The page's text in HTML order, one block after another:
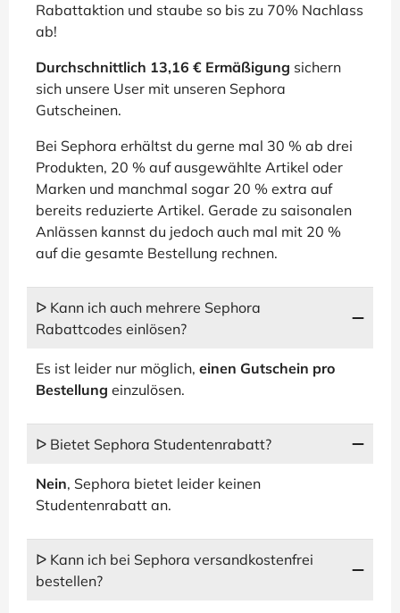
Rabattaktion und staube so bis zu 70% Nachlass
ab!
Durchschnittlich 13,16 € Ermäßigung sichern
sich unsere User mit unseren Sephora
Gutscheinen.
Bei Sephora erhältst du gerne mal 30 % ab drei
Produkten, 20 % auf ausgewählte Artikel oder
Marken und manchmal sogar 20 % extra auf
bereits reduzierte Artikel. Gerade zu saisonalen
Anlässen kannst du jedoch auch mal mit 20 %
auf die gesamte Bestellung rechnen.
ᐅ Kann ich auch mehrere Sephora
Rabattcodes einlösen?
Es ist leider nur möglich, einen Gutschein pro
Bestellung einzulösen.
ᐅ Bietet Sephora Studentenrabatt?
Nein, Sephora bietet leider keinen
Studentenrabatt an.
ᐅ Kann ich bei Sephora versandkostenfrei
bestellen?